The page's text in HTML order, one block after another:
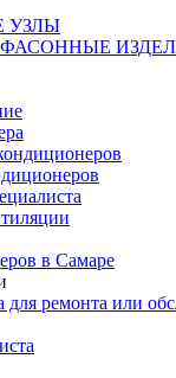
УЗЛЫ
в Самаре
для ремонта или